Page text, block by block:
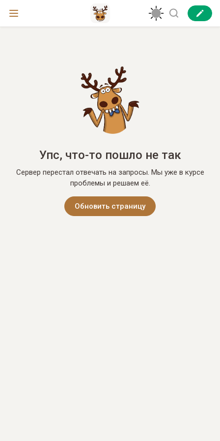
Упс, что-то пошло не так
Сервер перестал отвечать на запросы. Мы уже в курсе
проблемы и решаем её.
Обновить страницу